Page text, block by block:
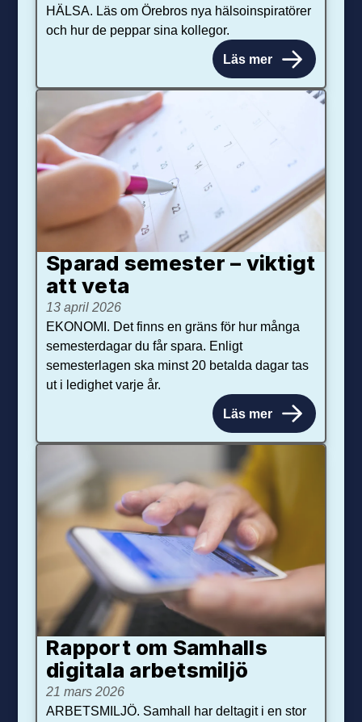
HÄLSA. Läs om Örebros nya hälsoinspiratörer
och hur de peppar sina kollegor.
Läs mer
Sparad semester – viktigt
att veta
13 april 2026
EKONOMI. Det finns en gräns för hur många
semesterdagar du får spara. Enligt
semesterlagen ska minst 20 betalda dagar tas
ut i ledighet varje år.
Läs mer
Rapport om Samhalls
digitala arbetsmiljö
21 mars 2026
ARBETSMILJÖ. Samhall har deltagit i en stor